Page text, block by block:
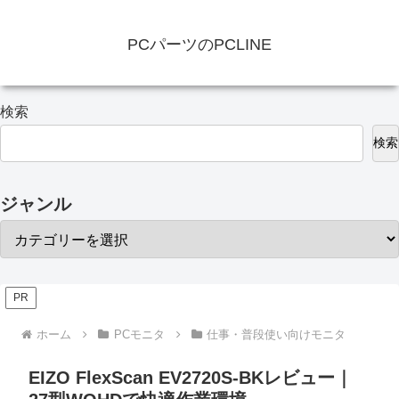
PCパーツのPCLINE
検索
検索
ジャンル
PR
ホーム PCモニタ 仕事・普段使い向けモニタ
EIZO FlexScan EV2720S-BKレビュー｜